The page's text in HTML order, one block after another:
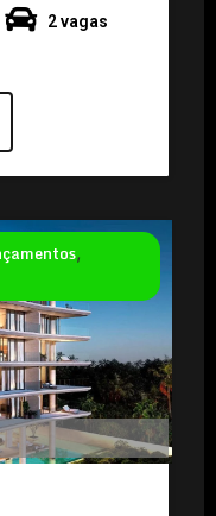
2 vagas
,